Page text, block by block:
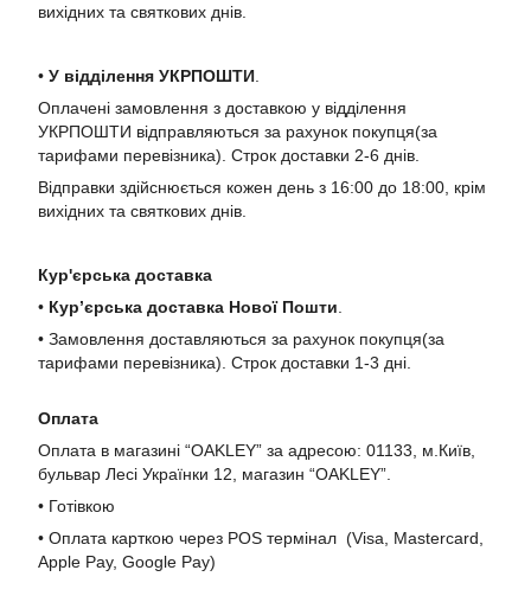
вихідних та святкових днів.
• У відділення УКРПОШТИ
Оплачені замовлення з доставкою у відділення
УКРПОШТИ відправляються за рахунок покупця(за
тарифами перевізника). Строк доставки 2-6 днів.
Відправки здійснюється кожен день з 16:00 до 18:00, крім
вихідних та святкових днів.
Кур'єрська доставка
• Кур’єрська доставка Нової Пошти
• Замовлення доставляються за рахунок покупця(за
тарифами перевізника). Строк доставки 1-3 дні.
Оплата
Оплата в магазині “OAKLEY” за адресою: 01133, м.Київ,
бульвар Лесі Українки 12, магазин “OAKLEY”.
• Готівкою
• Оплата карткою через POS термінал (Visa, Mastercard,
Apple Pay, Google Pay)